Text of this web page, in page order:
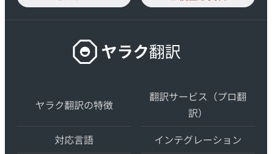
ヤ
ラ
訳
–
最
ヤラク翻訳の特徴
翻訳サービス（プロ翻
訳）
対応言語
インテグレーション